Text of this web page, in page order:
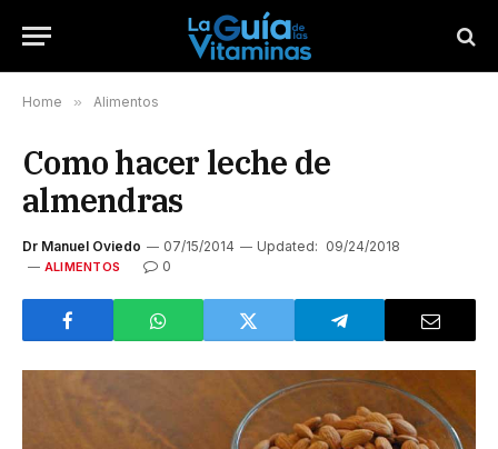
Home » Alimentos
Como hacer leche de
almendras
Dr Manuel Oviedo 07/15/2014 Updated: 09/24/2018
ALIMENTOS 0